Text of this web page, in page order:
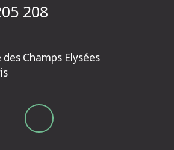
208
Champs Elysées